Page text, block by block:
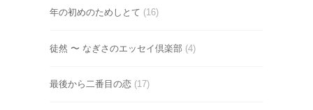
年の初めのためしとて (16)
徒然 〜 なぎさのエッセイ倶楽部 (4)
最後から二番目の恋 (17)